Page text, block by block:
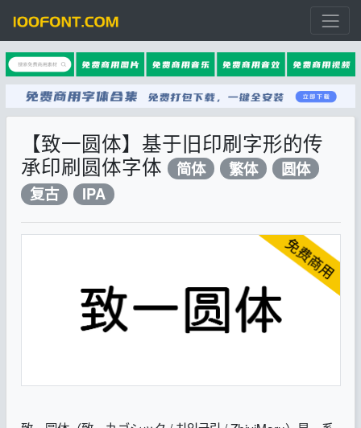
【致一圆体】基于旧印刷字形的传
承印刷圆体字体
简体 繁体
圆体
复古
IPA